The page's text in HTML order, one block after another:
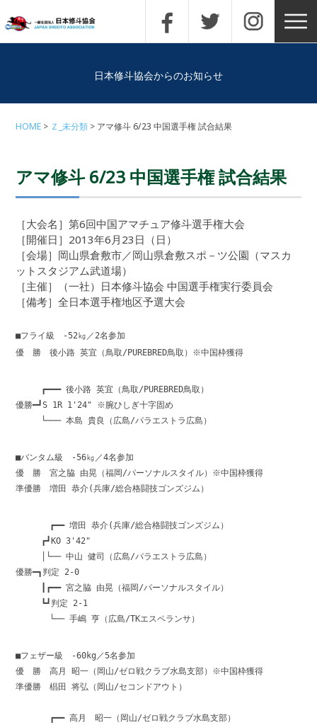
日本修斗協会からのお知らせ
HOME Ｚ_未分類 アマ修斗 6/23 中国選手権 試合結果
アマ修斗 6/23 中国選手権 試合結果
［大会名］第6回中国アマチュア修斗選手権大会
［開催日］2013年6月23日（日）
［会場］岡山県倉敷市／岡山県倉敷スポ－ツ公園（マスカ
ットスタジアム武道場）
［主催］（一社）日本修斗協会 中国選手権実行委員会
［備考］全日本選手権地区予選大会
■フライ級 -52㎏／2名参加
優 勝 後小路 英宜（鳥取/PUREBRED鳥取）※中国枠獲得
┏━━━ 後小路 英宜（鳥取/PUREBRED鳥取）
優勝━┛S 1R 1'24" ※腕ひしぎ十字固め
└─── 本島 貴良（広島/パラエストラ広島）
■バンタム級 -56㎏／4名参加
優 勝 宮之脇 由晃（福岡/パーソナルスタイル）※中国枠獲得
準優勝 増田 恭介(兵庫/総合格闘技ゴンズジム）
┏━━ 増田 恭介(兵庫/総合格闘技ゴンズジム）
┏┛KO 3'42"
│└── 中山 健司（広島/パラエストラ広島）
優勝━┓判定 2-0
┃┏━━ 宮之脇 由晃（福岡/パーソナルスタイル）
┗┛判定 2-1
└── 手嶋 亨（広島/TKエスペランサ）
■フェザー級 -60kg／5名参加
優 勝 高月 昭一（岡山/ゼロ戦クラブ水島支部）※中国枠獲得
準優勝 椙田 将弘（岡山/セコンドアウト）
┏━━ 高月 昭一（岡山/ゼロ戦クラブ水島支部）